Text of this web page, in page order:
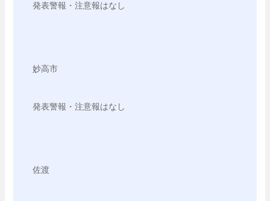
発表警報・注意報はなし
妙高市
発表警報・注意報はなし
佐渡